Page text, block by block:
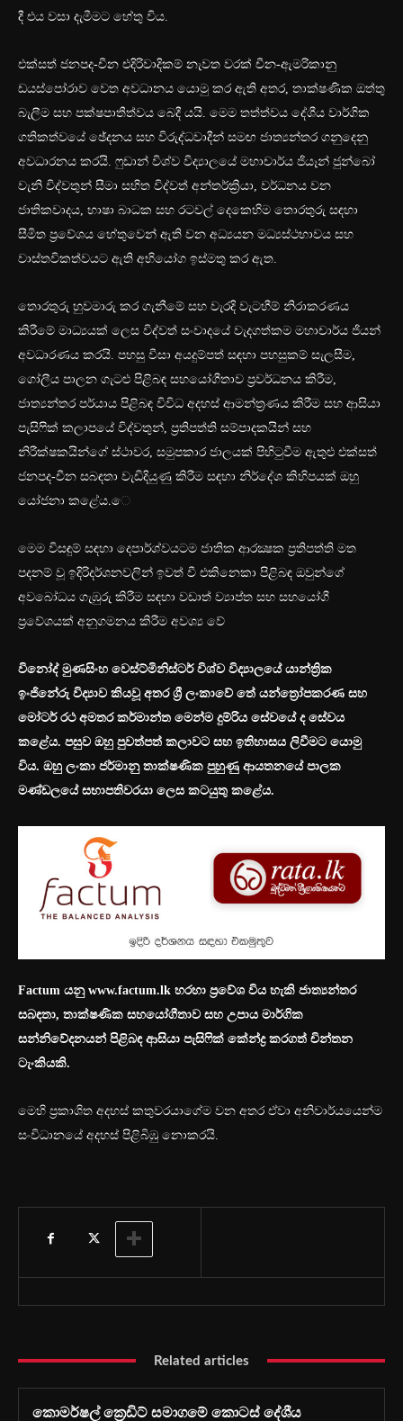
දී එය වසා දැමීමට හේතු විය.
එක්සත් ජනපද-චීන එදිරිවාදිකම් නැවත වරක් චීන-ඇමරිකානු
ඩයස්පෝරාව වෙත අවධානය යොමු කර ඇති අතර, තාක්ෂණික ඔත්තු
බැලීම සහ පක්ෂපාතීත්වය බෙදී යයි. මෙම තත්ත්වය දේශීය වාර්ගික
ගතිකත්වයේ ඡේදනය සහ විරුද්ධවාදීන් සමඟ ජාත්‍යන්තර ගනුදෙනු
අවධාරනය කරයි. ෆුඩාන් විශ්ව විද්‍යාලයේ මහාචාර්ය ජියෑන් ජුන්බෝ
වැනි විද්වතුන් සීමා සහිත විද්වත් අන්තර්ක්‍රියා, වර්ධනය වන
ජාතිකවාදය, භාෂා බාධක සහ රටවල් දෙකෙහිම තොරතුරු සඳහා
සීමිත ප්‍රවේශය හේතුවෙන් ඇති වන අධ්‍යයන මධ්‍යස්ථභාවය සහ
වාස්තවිකත්වයට ඇති අභියෝග ඉස්මතු කර ඇත.
තොරතුරු හුවමාරු කර ගැනීමේ සහ වැරදි වැටහීම් නිරාකරණය
කිරීමේ මාධ්‍යයක් ලෙස විද්වත් සංවාදයේ වැදගත්කම මහාචාර්ය ජියන්
අවධාරණය කරයි. පහසු වීසා අයදුම්පත් සඳහා පහසුකම් සැලසීම,
ගෝලීය පාලන ගැටළු පිළිබඳ සහයෝගීතාව ප්‍රවර්ධනය කිරීම,
ජාත්‍යන්තර පර්යාය පිළිබඳ විවිධ අදහස් ආමන්ත්‍රණය කිරීම සහ ආසියා
පැසිෆික් කලාපයේ විද්වතුන්, ප්‍රතිපත්ති සම්පාදකයින් සහ
නිරීක්ෂකයින්ගේ ස්ථාවර, සමුපකාර ජාලයක් පිහිටුවීම ඇතුළු එක්සත්
ජනපද-චීන සබඳතා වැඩිදියුණු කිරීම සඳහා නිර්දේශ කිහිපයක් ඔහු
යෝජනා කළේය.ෙ
මෙම විසඳුම් සඳහා දෙපාර්ශ්වයටම ජාතික ආරක්‍ෂක ප්‍රතිපත්ති මත
පදනම් වූ ඉදිරිදර්ශනවලින් ඉවත් වී එකිනෙකා පිළිබඳ ඔවුන්ගේ
අවබෝධය ගැඹුරු කිරීම සඳහා වඩාත් ව්‍යාප්ත සහ සහයෝගී
ප්‍රවේශයක් අනුගමනය කිරීම අවශ්‍ය වේ
විනෝද් මුණසිංහ වෙස්ට්මිනිස්ටර් විශ්ව විද්‍යාලයේ යාන්ත්‍රික
ඉංජිනේරු විද්‍යාව කියවූ අතර ශ්‍රී ලංකාවේ තේ යන්ත්‍රෝපකරණ සහ
මෝටර් රථ අමතර කර්මාන්ත මෙන්ම දුම්රිය සේවයේ ද සේවය
කළේය. පසුව ඔහු පුවත්පත් කලාවට සහ ඉතිහාසය ලිවීමට යොමු
විය. ඔහු ලංකා ජර්මානු තාක්ෂණික පුහුණු ආයතනයේ පාලක
මණ්ඩලයේ සභාපතිවරයා ලෙස කටයුතු කළේය.
Factum යනු www.factum.lk හරහා ප්‍රවේශ විය හැකි ජාත්‍යන්තර
සබඳතා, තාක්ෂණික සහයෝගීතාව සහ උපාය මාර්ගික
සන්නිවේදනයන් පිළිබඳ ආසියා පැසිෆික් කේන්ද්‍ර කරගත් චින්තන
ටැංකියකි.
මෙහි ප්‍රකාශිත අදහස් කතුවරයාගේම වන අතර ඒවා අනිවාර්යයෙන්ම
සංවිධානයේ අදහස් පිළිබිඹු නොකරයි.
Related articles
කොමර්ෂල් ක්‍රෙඩිට් සමාගමේ කොටස් දේශීය